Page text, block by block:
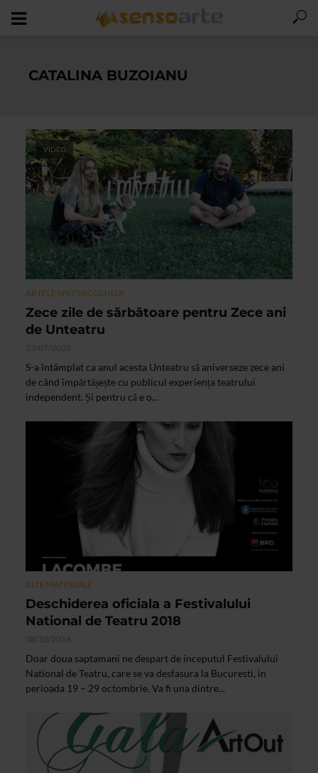
CATALINA BUZOIANU
VIDEO
ARTELE SPECTACOLULUI
Zece zile de sărbătoare pentru Zece ani
de Unteatru
23/07/2020
S-a întâmplat ca anul acesta Unteatru să aniverseze zece ani
de când împărtășește cu publicul experiența teatrului
independent. Și pentru că e o...
ALTE MATERIALE
Deschiderea oficiala a Festivalului
National de Teatru 2018
08/10/2018
Doar doua saptamani ne despart de inceputul Festivalului
National de Teatru, care se va desfasura la Bucuresti, in
perioada 19 – 29 octombrie. Va fi una dintre...